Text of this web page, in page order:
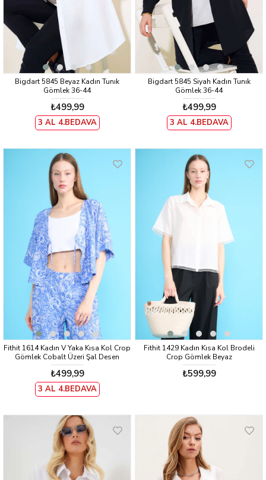
Bigdart 5845 Beyaz Kadın Tunık
Gömlek 36-44
₺499,99
3 AL 4.BEDAVA
Bigdart 5845 Siyah Kadın Tunık
Gömlek 36-44
₺499,99
3 AL 4.BEDAVA
Fithit 1614 Kadın V Yaka Kısa Kol Crop
Gömlek Cobalt Üzeri Şal Desen
₺499,99
3 AL 4.BEDAVA
Fithit 1429 Kadın Kısa Kol Brodeli
Crop Gömlek Beyaz
₺599,99